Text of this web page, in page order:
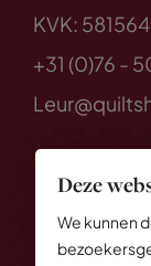
Deze
We kunnen
KVK:
+31 (0)76 -